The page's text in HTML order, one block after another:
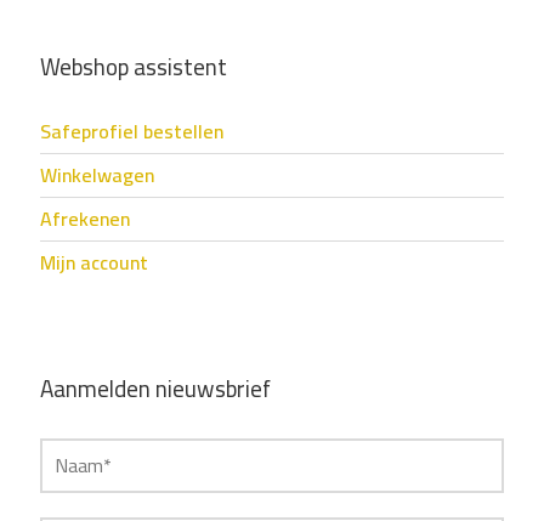
Webshop assistent
Safeprofiel bestellen
Winkelwagen
Afrekenen
Mijn account
Aanmelden nieuwsbrief